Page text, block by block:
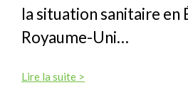
la situation sanitaire en
Royaume-Uni…
Lire la suite >